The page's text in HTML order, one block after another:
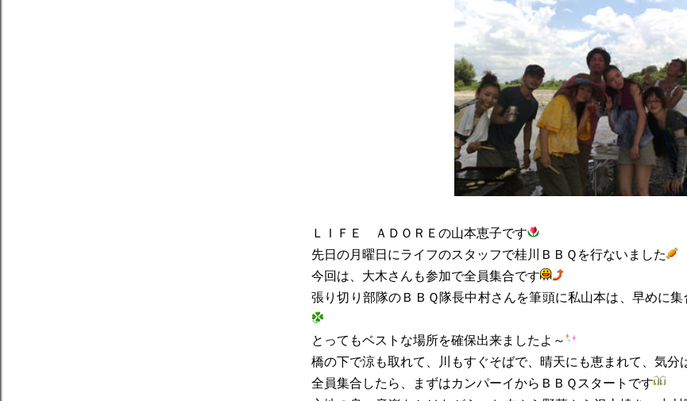
ＬＩＦＥ ＡＤＯＲＥの山本恵子です
先日の月曜日にライフのスタッフで桂川ＢＢＱを行ないました
今回は、大木さんも参加で全員集合です
張り切り部隊のＢＢＱ隊長中村さんを筆頭に私山本は、早めに
とってもベストな場所を確保出来ましたよ～
橋の下で涼も取れて、川もすぐそばで、晴天にも恵まれて、気分
全員集合したら、まずはカンパーイからＢＢＱスタートです